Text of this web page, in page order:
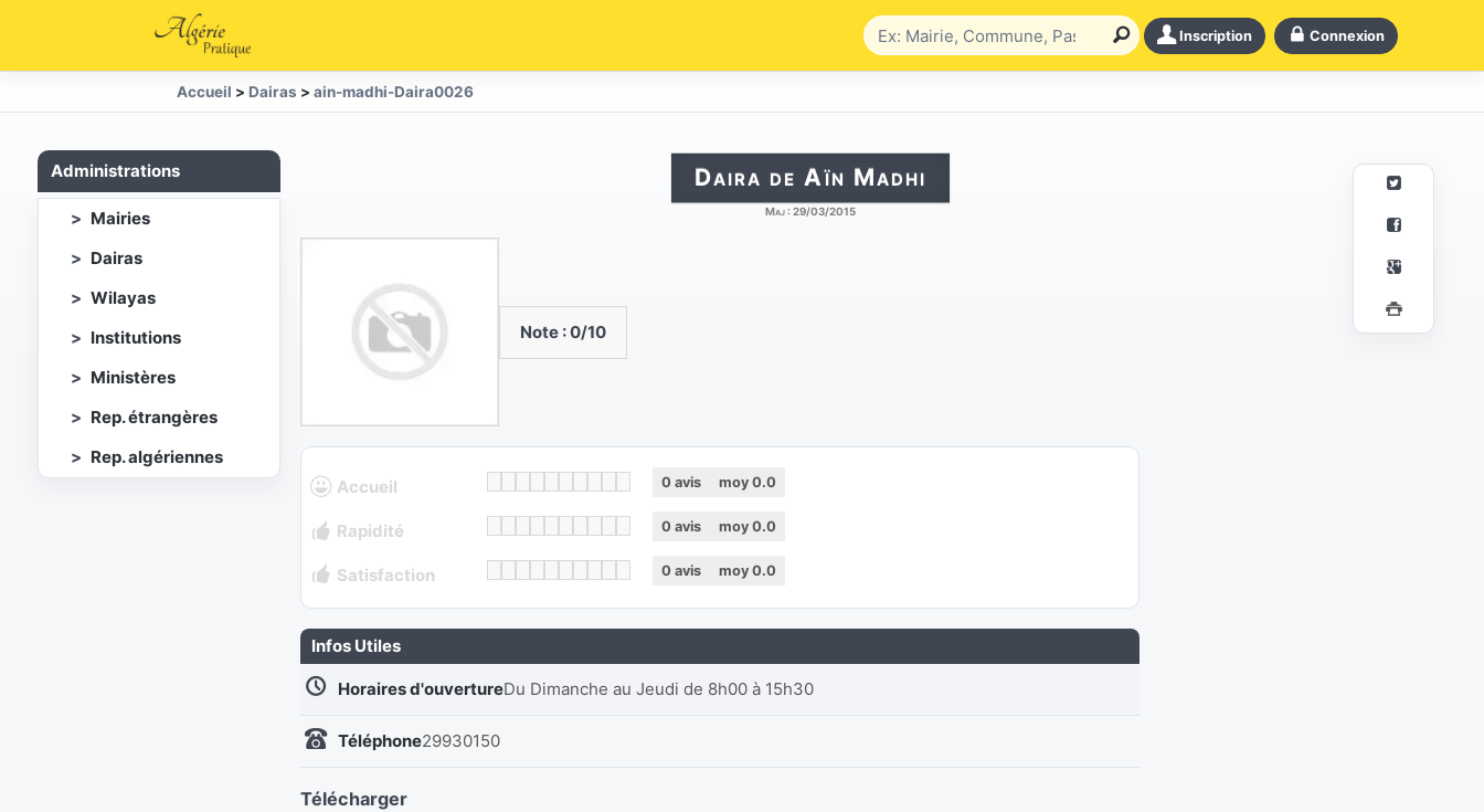
Inscription Connexion
Accueil > Dairas > ain-madhi-Daira0026
Administrations
Mairies
Dairas
Wilayas
Institutions
Ministères
Rep. étrangères
Rep. algériennes
Daira de Aïn Madhi
Maj : 29/03/2015
Note :0/10
Accueil 0 avis moy 0.0
Rapidité 0 avis moy 0.0
Satisfaction 0 avis moy 0.0
Infos Utiles
Horaires d'ouvertureDu Dimanche au Jeudi de 8h00 à 15h30
Téléphone29930150
Télécharger